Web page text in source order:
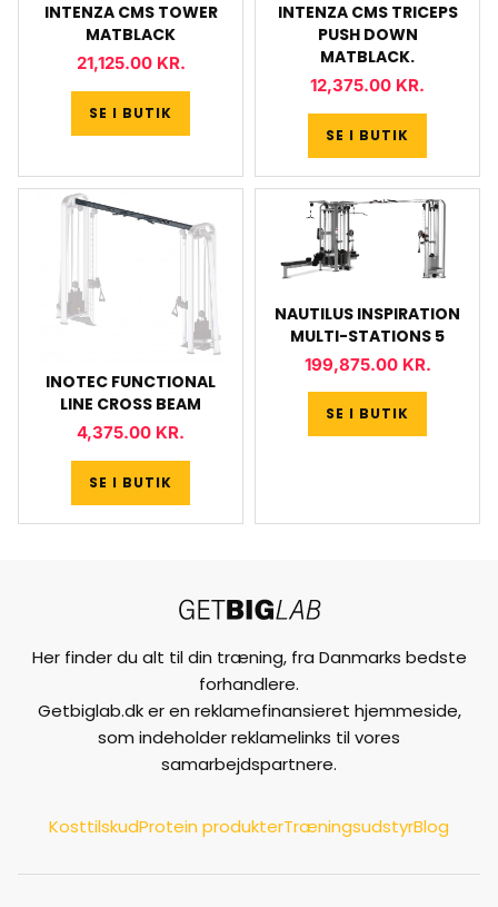
INTENZA CMS TOWER
MATBLACK
21,125.00 KR.
SE I BUTIK
INTENZA CMS TRICEPS
PUSH DOWN
MATBLACK.
12,375.00 KR.
SE I BUTIK
INOTEC FUNCTIONAL
LINE CROSS BEAM
4,375.00 KR.
SE I BUTIK
NAUTILUS INSPIRATION
MULTI-STATIONS 5
199,875.00 KR.
SE I BUTIK
Her finder du alt til din træning, fra Danmarks bedste
forhandlere.
Getbiglab.dk er en reklamefinansieret hjemmeside,
som indeholder reklamelinks til vores
samarbejdspartnere.
KosttilskudProtein produkterTræningsudstyrBlog